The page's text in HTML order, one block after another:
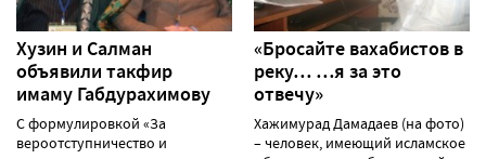
Хузин и Салман
объявили такфир
имаму Габдурахимову
С формулировкой «За
вероотступничество и
«Бросайте вахабистов в
реку… …я за это
отвечу»
Хажимурад Дамадаев (на фото)
– человек, имеющий исламское